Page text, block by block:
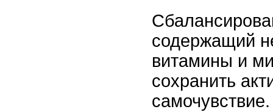
содержащий
витамины и
сохранить
самочувствие.